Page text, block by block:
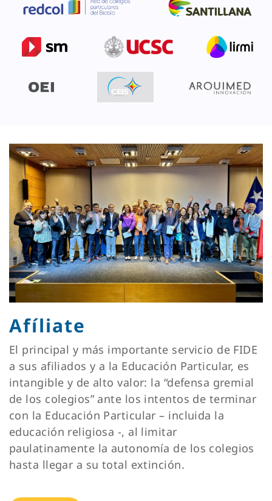
Afíliate
El principal y más importante servicio de FIDE
a sus afiliados y a la Educación Particular, es
intangible y de alto valor: la “defensa gremial
de los colegios” ante los intentos de terminar
con la Educación Particular – incluida la
educación religiosa -, al limitar
paulatinamente la autonomía de los colegios
hasta llegar a su total extinción.